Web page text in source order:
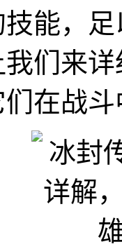
能，
们来
在战